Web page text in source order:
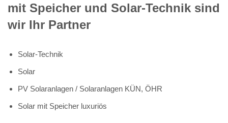
mit Speicher und Solar-Technik sind
wir Ihr Partner
Solar-Technik
Solar
PV Solaranlagen / Solaranlagen KÜN, ÖHR
Solar mit Speicher luxuriös